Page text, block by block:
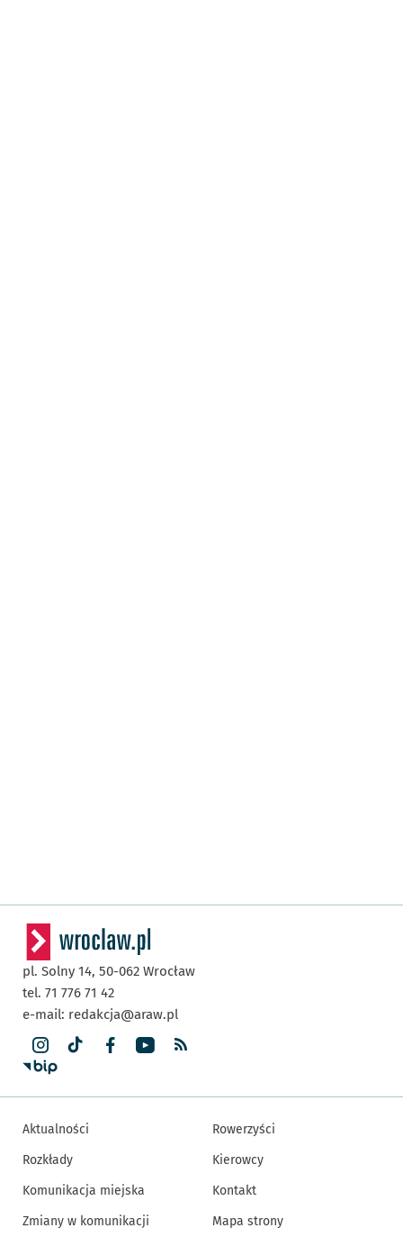
pl. Solny 14, 50-062 Wrocław
tel. 71 776 71 42
e-mail: redakcja@araw.pl
Aktualności
Rozkłady
Komunikacja miejska
Zmiany w komunikacji
Rowerzyści
Kierowcy
Kontakt
Mapa strony